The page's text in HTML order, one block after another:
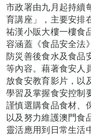
市政署由九月起持續
育講座」，主要安排
祐漢小販大樓一樓食
容涵蓋《食品安全法
防災善後食水及食品
等內容。藉著食安人
放食安教育影片，以
學習及掌握食安控制
謹慎選購食品食材、
以及努力維護澳門食
靈活應用到日常生活